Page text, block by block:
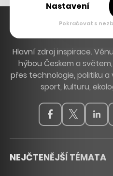
Hlavní zdroj inspirace.
hýbou Českem a
přes technologie, politiku
sport, kulturu,
NEJČTENĚJŠÍ TÉMATA
Nastavení
Pokračovat s